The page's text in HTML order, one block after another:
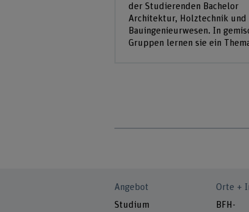
der Studierenden Bachelor
Architektur, Holztechnik und
Bauingenieurwesen. In
Gruppen lernen sie ein
Angebot
Studium
Orte +
BFH-